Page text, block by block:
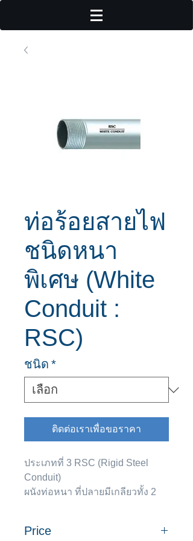
ท่อร้อยสายไฟ
ชนิดหนา
พิเศษ (White
Conduit :
RSC)
ชนิด *
ติดต่อเราเพื่อขอราคา
ประเภทที่ 3 RSC (Rigid Steel
Conduit)
ผนังท่อหนา ที่ปลายมีเกลียวทั้ง 2
1983
Price